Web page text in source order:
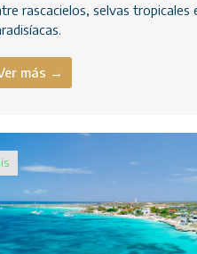
rascacielos, selvas tropicales
más →